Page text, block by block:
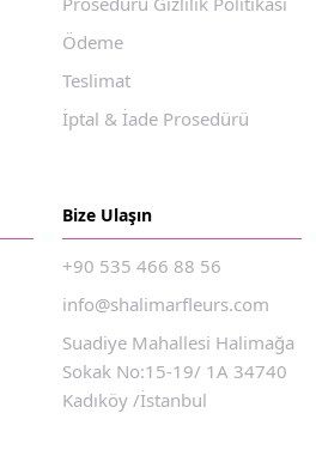
Ödeme
Teslimat
İptal & İade Prosedürü
Bize Ulaşın
+90 535 466 88 56
info@shalimarfleurs.com
Suadiye Mahallesi Halimağa
Sokak No:15-19/ 1A 34740
Kadıköy /İstanbul